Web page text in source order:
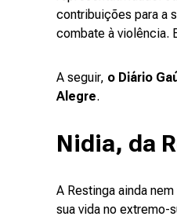
contribuições para a
combate à violência.
A seguir, o Diário
Alegre.
Nidia, da
A Restinga ainda
sua vida no extremo-